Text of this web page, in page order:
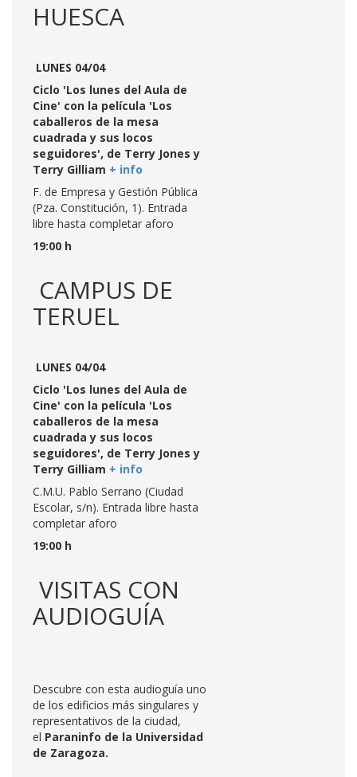
HUESCA
LUNES 04/04
Ciclo 'Los lunes del Aula de
Cine' con la película 'Los
caballeros de la mesa
cuadrada y sus locos
seguidores', de Terry Jones y
Terry Gilliam + info
F. de Empresa y Gestión Pública
(Pza. Constitución, 1). Entrada
libre hasta completar aforo
19:00 h
CAMPUS DE
TERUEL
LUNES 04/04
Ciclo 'Los lunes del Aula de
Cine' con la película 'Los
caballeros de la mesa
cuadrada y sus locos
seguidores', de Terry Jones y
Terry Gilliam + info
C.M.U. Pablo Serrano (Ciudad
Escolar, s/n). Entrada libre hasta
completar aforo
19:00 h
VISITAS CON
AUDIOGUÍA
Descubre con esta audioguía uno
de los edificios más singulares y
representativos de la ciudad,
el Paraninfo de la Universidad
de Zaragoza.